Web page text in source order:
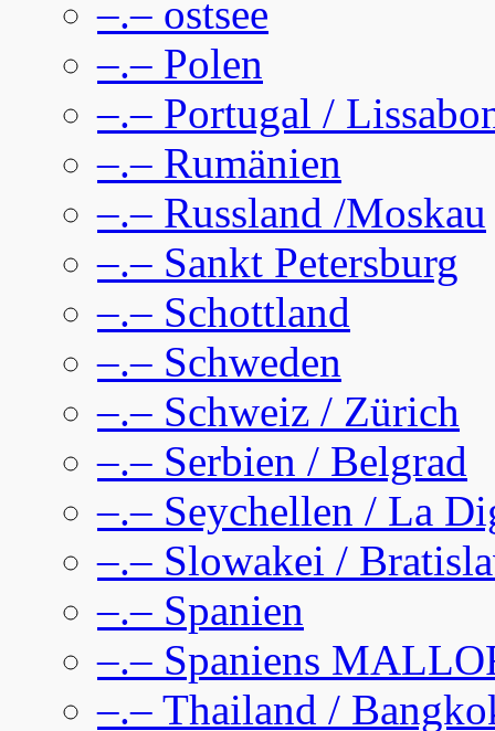
–.– ostsee
–.– Polen
–.– Portugal /
–.– Rumänien
–.– Russland /Moskau
–.– Sankt Petersburg
–.– Schottland
–.– Schweden
–.– Schweiz / Zürich
–.– Serbien / Belgrad
–.– Seychellen / La
–.– Slowakei /
–.– Spanien
–.– Spaniens
–.– Thailand /